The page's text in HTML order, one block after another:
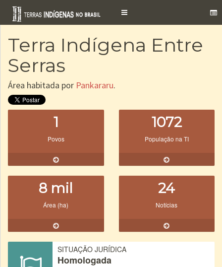
Toggle
Terra Indígena Entre
Serras
Área habitada por Pankararu.
1
Povos
1072
População na TI
8 mil
Área (ha)
24
Notícias
SITUAÇÃO JURÍDICA
Homologada